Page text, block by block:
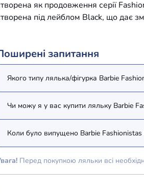
як продовження серії
під лейблом Black, що дає
запитання
Перед покупкою ляльки всі